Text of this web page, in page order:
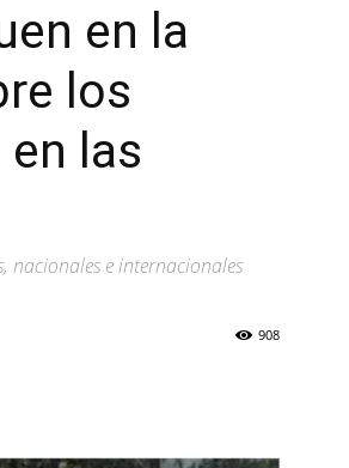
en la
los
las
nacionales e internacionales
908